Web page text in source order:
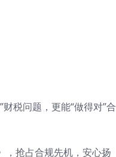
税问题，更能“做得对”合
，抢占合规先机，安心扬